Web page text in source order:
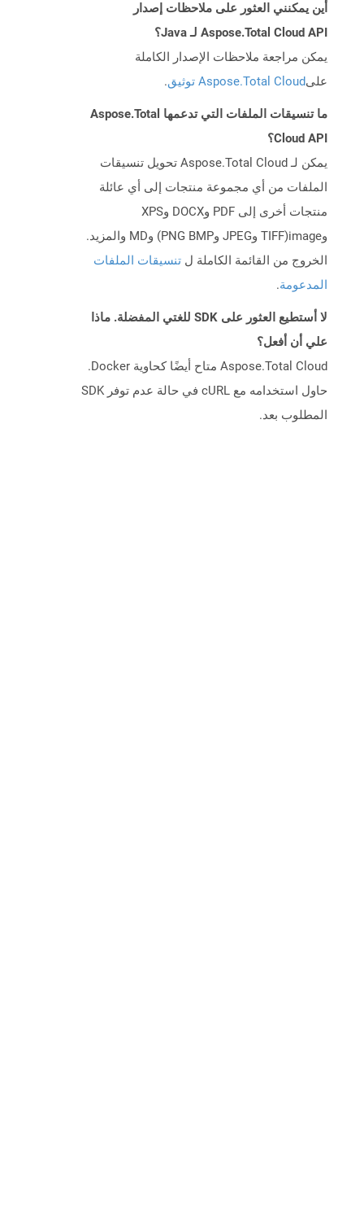
أين يمكنني العثور على ملاحظات إصدار
Aspose.Total Cloud API لـ Java؟
يمكن مراجعة ملاحظات الإصدار الكاملة
علىAspose.Total Cloud توثيق .
ما تنسيقات الملفات التي تدعمها Aspose.Total
Cloud API؟
يمكن لـ Aspose.Total Cloud تحويل تنسيقات
الملفات من أي مجموعة منتجات إلى أي عائلة
منتجات أخرى إلى PDF وDOCX وXPS
وimage(TIFF وJPEG وPNG BMP) وMD والمزيد.
الخروج من القائمة الكاملة ل تنسيقات الملفات
المدعومة.
لا أستطيع العثور على SDK للغتي المفضلة. ماذا
علي أن أفعل؟
Aspose.Total Cloud متاح أيضًا كحاوية Docker.
حاول استخدامه مع cURL في حالة عدم توفر SDK
المطلوب بعد.